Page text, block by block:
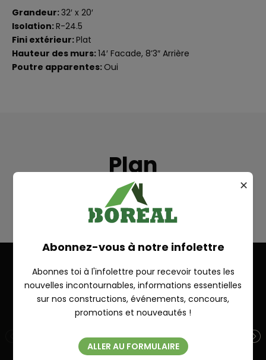
Grandeur:32′ x 20′
Isolation:R-24.5
Fini extérieur:Plat
Hauteur des murs:14′ Facade, 8’3″ Arrière
Poutre apparentes: Oui
Plan
Autres réalisations
PORTNEUF 28′ X 28′
Abonnez-vous à notre infolettre
Abonnes toi à l'infolettre pour recevoir toutes les
nouvelles incontournables, informations essentielles
sur nos constructions, événements, concours,
promotions et nouveautés !
ALLER AU FORMULAIRE
✕
Fermer